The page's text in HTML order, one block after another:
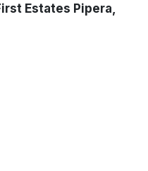
Estates Pipera,